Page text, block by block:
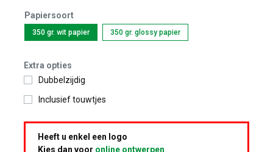
Papiersoort
350 gr. wit papier 350 gr. glossy papier
Extra opties
Dubbelzijdig
Inclusief touwtjes
Heeft u enkel een logo
Kies dan voor online ontwerpen